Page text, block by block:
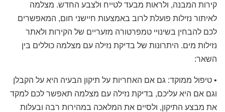
קירות המבנה, ולראות מבעד לטייח ולצבע החדש. מצלמה
לאיתור נזילות פועלת לרוב באמצעות חיישני חום, המאפשרים
לכם להבחין בשינויי טמפרטורה מזעריים של הקירות ולאתר
נזילות מים. היתרונות של בדיקת נזילה עם מצלמה כוללים בין
השאר:
• טיפול ממוקד: גם אם האחריות על תיקון הבעיה היא על הקבלן
וגם אם היא עליכם, בדיקת נזילה עם מצלמה תאפשר לכם למקד
את מבצע התיקון, ולסיים את המלאכה במהירות רבה ובעלות